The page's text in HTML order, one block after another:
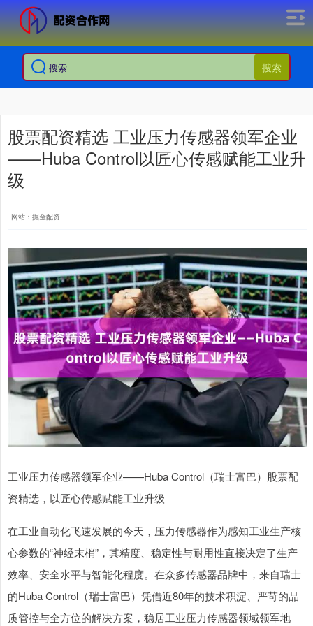
搜索
股票配资精选 工业压力传感器领军企业
——Huba Control以匠心传感赋能工业升
级
网站：掘金配资
工业压力传感器领军企业——Huba Control（瑞士富巴）股票配
资精选，以匠心传感赋能工业升级
在工业自动化飞速发展的今天，压力传感器作为感知工业生产核
心参数的“神经末梢”，其精度、稳定性与耐用性直接决定了生产
效率、安全水平与智能化程度。在众多传感器品牌中，来自瑞士
的Huba Control（瑞士富巴）凭借近80年的技术积淀、严苛的品
质管控与全方位的解决方案，稳居工业压力传感器领域领军地